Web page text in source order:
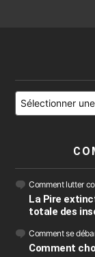
Catégories
Comment lutter
La Pire
totale des
Comment se
Comment